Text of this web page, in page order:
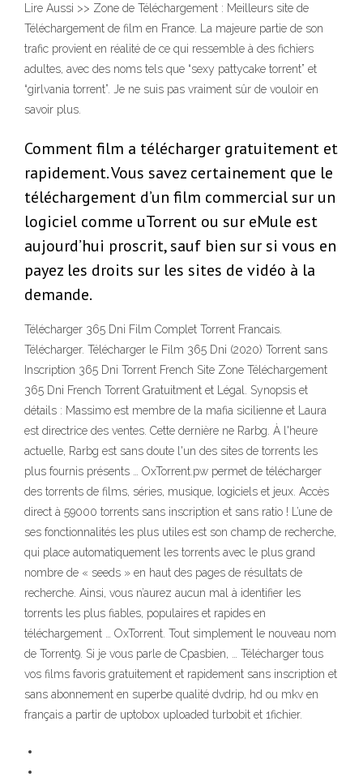
Lire Aussi >> Zone de Téléchargement : Meilleurs site de
Téléchargement de film en France. La majeure partie de son
trafic provient en réalité de ce qui ressemble à des fichiers
adultes, avec des noms tels que “sexy pattycake torrent” et
“girlvania torrent”. Je ne suis pas vraiment sûr de vouloir en
savoir plus.
Comment film a télécharger gratuitement et
rapidement. Vous savez certainement que le
téléchargement d’un film commercial sur un
logiciel comme uTorrent ou sur eMule est
aujourd’hui proscrit, sauf bien sur si vous en
payez les droits sur les sites de vidéo à la
demande.
Télécharger 365 Dni Film Complet Torrent Francais.
Télécharger. Télécharger le Film 365 Dni (2020) Torrent sans
Inscription 365 Dni Torrent French Site Zone Téléchargement
365 Dni French Torrent Gratuitment et Légal. Synopsis et
détails : Massimo est membre de la mafia sicilienne et Laura
est directrice des ventes. Cette dernière ne Rarbg. À l'heure
actuelle, Rarbg est sans doute l'un des sites de torrents les
plus fournis présents … OxTorrent.pw permet de télécharger
des torrents de films, séries, musique, logiciels et jeux. Accès
direct à 59000 torrents sans inscription et sans ratio ! L’une de
ses fonctionnalités les plus utiles est son champ de recherche,
qui place automatiquement les torrents avec le plus grand
nombre de « seeds » en haut des pages de résultats de
recherche. Ainsi, vous n’aurez aucun mal à identifier les
torrents les plus fiables, populaires et rapides en
téléchargement … OxTorrent. Tout simplement le nouveau nom
de Torrent9. Si je vous parle de Cpasbien, … Télécharger tous
vos films favoris gratuitement et rapidement sans inscription et
sans abonnement en superbe qualité dvdrip, hd ou mkv en
français a partir de uptobox uploaded turbobit et 1fichier.